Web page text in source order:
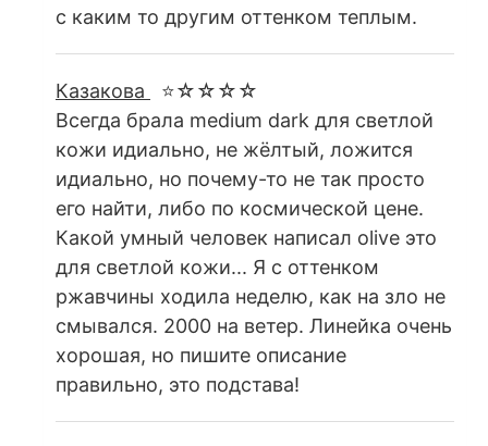
с каким то другим оттенком теплым.
Казакова
⭐☆☆☆☆
Всегда брала medium dark для светлой
кожи идиально, не жёлтый, ложится
идиально, но почему-то не так просто
его найти, либо по космической цене.
Какой умный человек написал olive это
для светлой кожи... Я с оттенком
ржавчины ходила неделю, как на зло не
смывался. 2000 на ветер. Линейка очень
хорошая, но пишите описание
правильно, это подстава!